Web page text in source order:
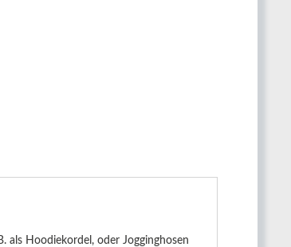
als Hoodiekordel, oder Jogginghosen